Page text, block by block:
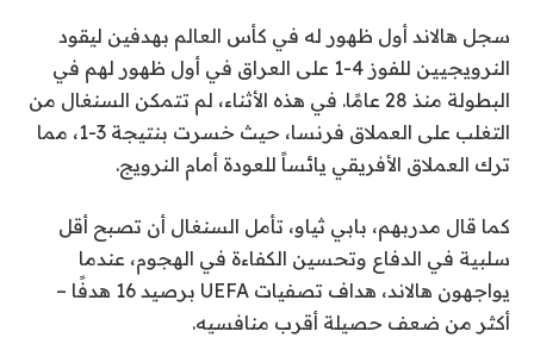
سجل هالاند أول ظهور له في كأس العالم بهدفين ليقود
النرويجيين للفوز 4-1 على العراق في أول ظهور لهم في
البطولة منذ 28 عامًا. في هذه الأثناء، لم تتمكن السنغال من
التغلب على العملاق فرنسا، حيث خسرت بنتيجة 3-1، مما
ترك العملاق الأفريقي يائساً للعودة أمام النرويج.
كما قال مدربهم، بابي ثياو، تأمل السنغال أن تصبح أقل
سلبية في الدفاع وتحسين الكفاءة في الهجوم، عندما
يواجهون هالاند، هداف تصفيات UEFA برصيد 16 هدفًا –
أكثر من ضعف حصيلة أقرب منافسيه.